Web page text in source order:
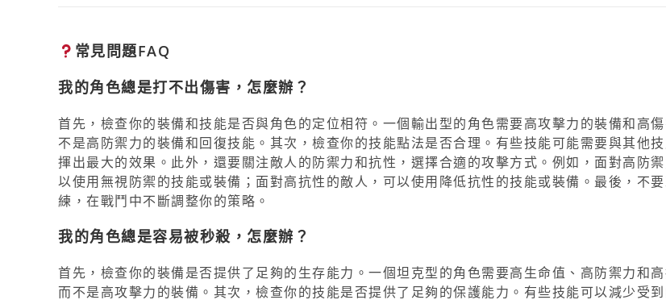
常見問題FAQ
我的角色總是打不出傷害，怎麼辦？
首先，檢查你的裝備和技能是否與角色的定位相符。一個輸出型的角色需要高攻擊力的裝備和高
不是高防禦力的裝備和回復技能。其次，檢查你的技能點法是否合理。有些技能可能需要與其他
揮出最大的效果。此外，還要關注敵人的防禦力和抗性，選擇合適的攻擊方式。例如，面對高防
以使用無視防禦的技能或裝備；面對高抗性的敵人，可以使用降低抗性的技能或裝備。最後，不
練，在戰鬥中不斷調整你的策略。
我的角色總是容易被秒殺，怎麼辦？
首先，檢查你的裝備是否提供了足夠的生存能力。一個坦克型的角色需要高生命值、高防禦力和高
而不是高攻擊力的裝備。其次，檢查你的技能是否提供了足夠的保護能力。有些技能可以減少受